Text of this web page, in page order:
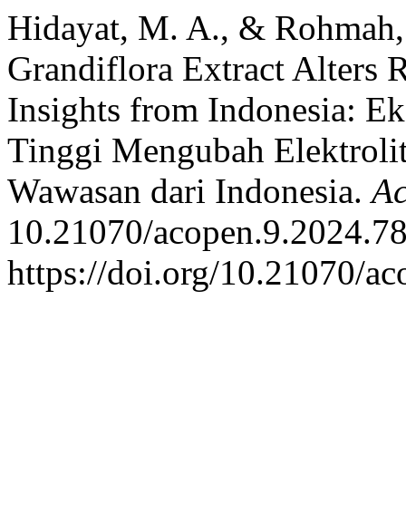
Hidayat, M. A., &
Grandiflora Extract Alters
Insights from Indonesia:
Tinggi Mengubah
Wawasan dari Indonesia.
10.21070/
https://doi.org/10.21070/